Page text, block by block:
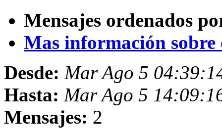
Mensajes ordenados
Mas información sobre
Desde: Mar Ago 5
Hasta: Mar Ago 5
Mensajes: 2